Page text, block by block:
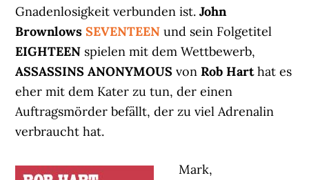
Gnadenlosigkeit verbunden ist.John
BrownlowsSEVENTEEN und sein Folgetitel
EIGHTEEN spielen mit dem Wettbewerb,
ASSASSINS ANONYMOUSvonRob Harthat es
eher mit dem Kater zu tun, der einen
Auftragsmörder befällt, der zu viel Adrenalin
verbraucht hat.
Mark,